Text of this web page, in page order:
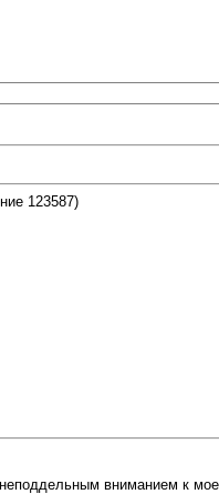
123587)
вниманием к